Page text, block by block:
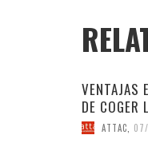
VENTAJAS
DE COGER
ATTAC